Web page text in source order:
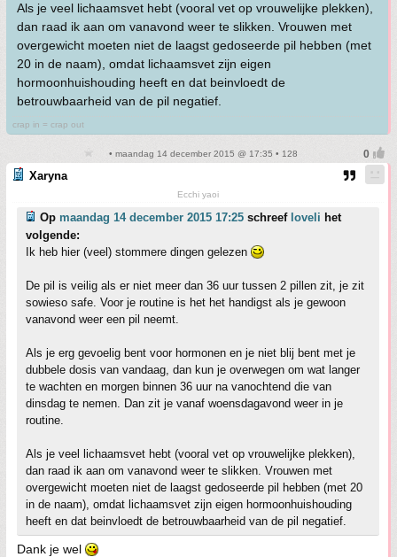
Als je veel lichaamsvet hebt (vooral vet op vrouwelijke plekken),
dan raad ik aan om vanavond weer te slikken. Vrouwen met
overgewicht moeten niet de laagst gedoseerde pil hebben (met
20 in de naam), omdat lichaamsvet zijn eigen
hormoonhuishouding heeft en dat beinvloedt de
betrouwbaarheid van de pil negatief.
crap in = crap out
• maandag 14 december 2015 @ 17:35 • 128
Xaryna
Ecchi yaoi
Op maandag 14 december 2015 17:25 schreef loveli het
volgende:
Ik heb hier (veel) stommere dingen gelezen
De pil is veilig als er niet meer dan 36 uur tussen 2 pillen zit, je zit
sowieso safe. Voor je routine is het het handigst als je gewoon
vanavond weer een pil neemt.
Als je erg gevoelig bent voor hormonen en je niet blij bent met je
dubbele dosis van vandaag, dan kun je overwegen om wat langer
te wachten en morgen binnen 36 uur na vanochtend die van
dinsdag te nemen. Dan zit je vanaf woensdagavond weer in je
routine.
Als je veel lichaamsvet hebt (vooral vet op vrouwelijke plekken),
dan raad ik aan om vanavond weer te slikken. Vrouwen met
overgewicht moeten niet de laagst gedoseerde pil hebben (met 20
in de naam), omdat lichaamsvet zijn eigen hormoonhuishouding
heeft en dat beinvloedt de betrouwbaarheid van de pil negatief.
Dank je wel